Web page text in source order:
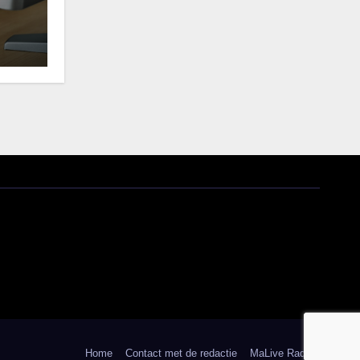
Home Contact met de redactie MaLive Radio